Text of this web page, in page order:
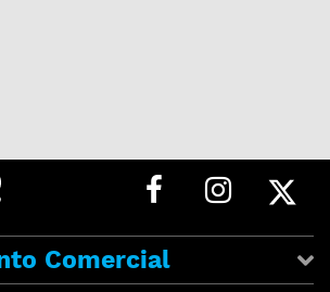
Comercial